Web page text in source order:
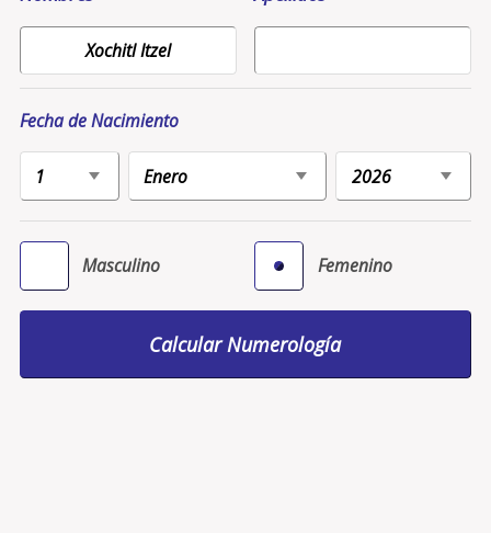
Fecha de Nacimiento
Masculino Femenino